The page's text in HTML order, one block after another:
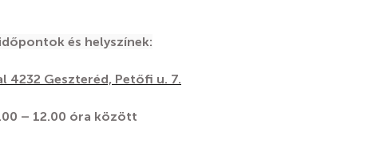
és helyszínek:
4232 Geszteréd, Petőfi u. 7.
– 12.00 óra között